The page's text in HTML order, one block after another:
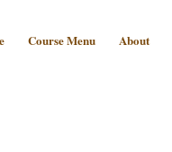
Course Menu About